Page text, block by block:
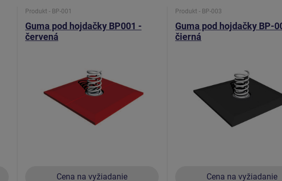
Produkt - BP-001
Guma pod hojdačky BP001 -
červená
Cena na vyžiadanie
Produkt - BP-003
Guma pod hojdačky BP-
čierná
Cena na vyžiadanie